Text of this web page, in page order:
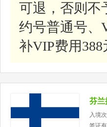
可退，否则不
约号普通号、
补VIP费用
芬兰
入境
签证